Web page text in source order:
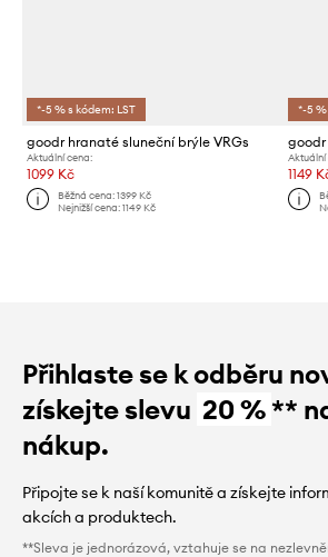
*-5 % s kódem: LST
goodr hranaté sluneční brýle VRGs
Aktuální cena:
1099 Kč
Běžná cena:1399 Kč
Nejnižší cena:1149 Kč
*-5 %
goodr
Aktuální
1149
Přihlaste se k odběru
získejte slevu 20 %**
nákup.
Připojte se k naší komunitě a získejte
akcích a produktech.
**Sleva je jednorázová, vztahuje se na